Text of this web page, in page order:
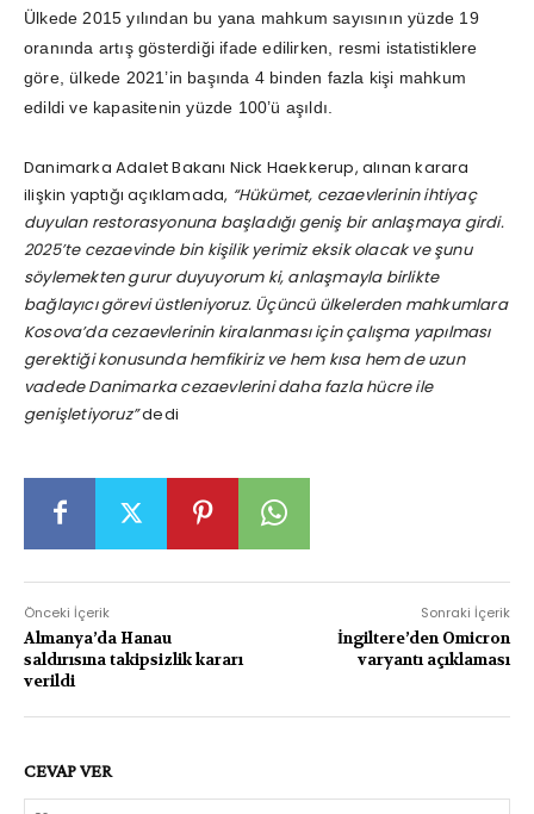
Ülkede 2015 yılından bu yana mahkum sayısının yüzde 19
oranında artış gösterdiği ifade edilirken, resmi istatistiklere
göre, ülkede 2021’in başında 4 binden fazla kişi mahkum
edildi ve kapasitenin yüzde 100’ü aşıldı.
Danimarka Adalet Bakanı Nick Haekkerup, alınan karara
ilişkin yaptığı açıklamada, “Hükümet, cezaevlerinin ihtiyaç
duyulan restorasyonuna başladığı geniş bir anlaşmaya girdi.
2025’te cezaevinde bin kişilik yerimiz eksik olacak ve şunu
söylemekten gurur duyuyorum ki, anlaşmayla birlikte
bağlayıcı görevi üstleniyoruz. Üçüncü ülkelerden mahkumlara
Kosova’da cezaevlerinin kiralanması için çalışma yapılması
gerektiği konusunda hemfikiriz ve hem kısa hem de uzun
vadede Danimarka cezaevlerini daha fazla hücre ile
genişletiyoruz”dedi
Önceki İçerik
Almanya’da Hanau
saldırısına takipsizlik kararı
verildi
Sonraki İçerik
İngiltere’den Omicron
varyantı açıklaması
CEVAP VER